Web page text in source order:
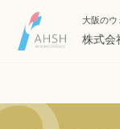
大阪のウ
株式会